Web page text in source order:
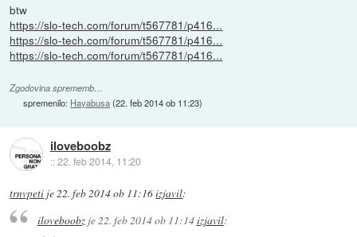
btw
https://slo-tech.com/forum/t567781/p416...
https://slo-tech.com/forum/t567781/p416...
https://slo-tech.com/forum/t567781/p416...
Zgodovina sprememb…
spremenilo: Hayabusa(22. feb 2014 ob 11:23)
iloveboobz
::22. feb 2014, 11:20
trnvpeti je22. feb 2014 ob 11:16izjavil:
iloveboobzje 22. feb 2014 ob 11:14izjavil: